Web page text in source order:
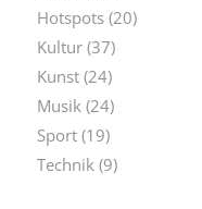
Hotspots(20)
Kultur(37)
Kunst(24)
Musik (24)
Sport(19)
Technik (9)